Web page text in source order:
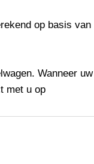
op basis van
Wanneer
met u op